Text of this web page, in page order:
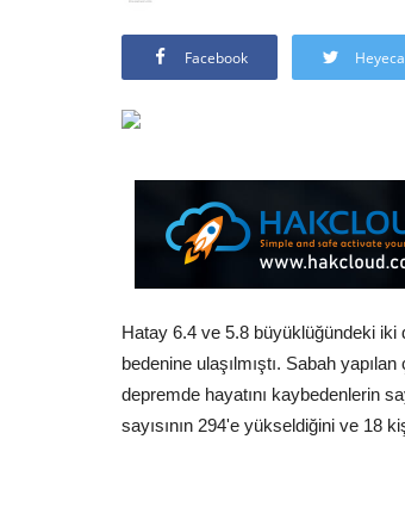
Facebook
Hatay 6.4 ve 5.8 büyüklüğündeki iki
bedenine ulaşılmıştı. Sabah
depremde hayatını kaybedenlerin
sayısının 294'e yükseldiğini ve 18